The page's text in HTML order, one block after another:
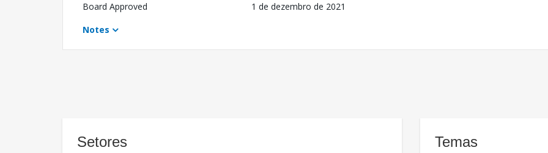
Board Approved
1 de dezembro de 2021
Notes
Setores Temas